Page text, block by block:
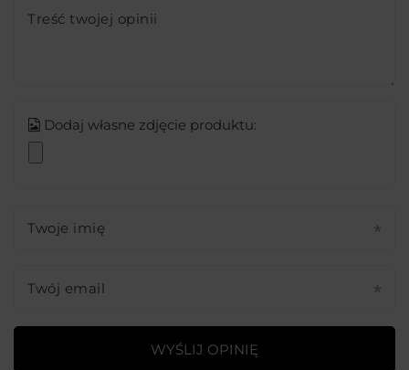
Treść twojej opinii
Dodaj własne zdjęcie produktu:
Twoje imię
Twój email
WYŚLIJ OPINIĘ